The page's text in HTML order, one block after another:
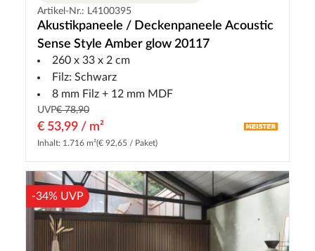
Artikel-Nr.: L4100395
Akustikpaneele / Deckenpaneele Acoustic
Sense Style Amber glow 20117
260 x 33 x 2 cm
Filz: Schwarz
8 mm Filz + 12 mm MDF
UVP€ 78,90
€ 53,99 / m²
Inhalt: 1.716 m²(€ 92,65 / Paket)
-34% UVP